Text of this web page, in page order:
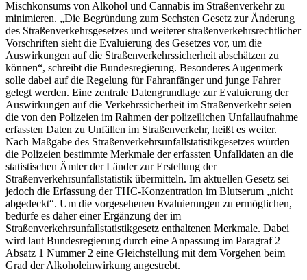
Mischkonsums von Alkohol und Cannabis im Straßenverkehr zu
minimieren. „Die Begründung zum Sechsten Gesetz zur Änderung
des Straßenverkehrsgesetzes und weiterer straßenverkehrsrechtlicher
Vorschriften sieht die Evaluierung des Gesetzes vor, um die
Auswirkungen auf die Straßenverkehrssicherheit abschätzen zu
können“, schreibt die Bundesregierung. Besonderes Augenmerk
solle dabei auf die Regelung für Fahranfänger und junge Fahrer
gelegt werden. Eine zentrale Datengrundlage zur Evaluierung der
Auswirkungen auf die Verkehrssicherheit im Straßenverkehr seien
die von den Polizeien im Rahmen der polizeilichen Unfallaufnahme
erfassten Daten zu Unfällen im Straßenverkehr, heißt es weiter.
Nach Maßgabe des Straßenverkehrsunfallstatistikgesetzes würden
die Polizeien bestimmte Merkmale der erfassten Unfalldaten an die
statistischen Ämter der Länder zur Erstellung der
Straßenverkehrsunfallstatistik übermitteln. Im aktuellen Gesetz sei
jedoch die Erfassung der THC-Konzentration im Blutserum „nicht
abgedeckt“. Um die vorgesehenen Evaluierungen zu ermöglichen,
bedürfe es daher einer Ergänzung der im
Straßenverkehrsunfallstatistikgesetz enthaltenen Merkmale. Dabei
wird laut Bundesregierung durch eine Anpassung im Paragraf 2
Absatz 1 Nummer 2 eine Gleichstellung mit dem Vorgehen beim
Grad der Alkoholeinwirkung angestrebt.